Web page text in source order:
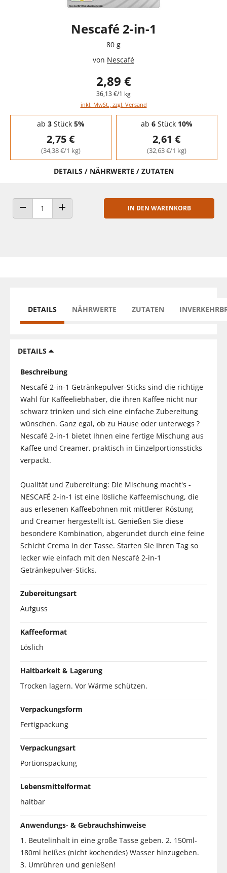
Nescafé 2-in-1
80 g
von Nescafé
2,89 €
36,13 €/1 kg
inkl. MwSt., zzgl. Versand
Staffelpreise - Mengenrabatt
ab 3Stück 5%
2,75 €
(34,38 €/1 kg)
ab 6Stück 10%
2,61 €
(32,63 €/1 kg)
DETAILS / NÄHRWERTE / ZUTATEN
ANZAHL VERRINGERNANZAHL ERHÖHEN
IN DEN WARENKORB
DETAILS NÄHRWERTE ZUTATEN
DETAILS
Beschreibung
Nescafé 2-in-1 Getränkepulver-Sticks sind die richtige
Wahl für Kaffeeliebhaber, die ihren Kaffee nicht nur
schwarz trinken und sich eine einfache Zubereitung
wünschen. Ganz egal, ob zu Hause oder unterwegs ?
Nescafé 2-in-1 bietet Ihnen eine fertige Mischung aus
Kaffee und Creamer, praktisch in Einzelportionssticks
verpackt.
Qualität und Zubereitung: Die Mischung macht's -
NESCAFÉ 2-in-1 ist eine lösliche Kaffeemischung, die
aus erlesenen Kaffeebohnen mit mittlerer Röstung
und Creamer hergestellt ist. Genießen Sie diese
besondere Kombination, abgerundet durch eine feine
Schicht Crema in der Tasse. Starten Sie Ihren Tag so
lecker wie einfach mit den Nescafé 2-in-1
Getränkepulver-Sticks.
Zubereitungsart
Aufguss
Kaffeeformat
Löslich
Haltbarkeit & Lagerung
Trocken lagern. Vor Wärme schützen.
Verpackungsform
Fertigpackung
Verpackungsart
Portionspackung
Lebensmittelformat
haltbar
Anwendungs- & Gebrauchshinweise
1. Beutelinhalt in eine große Tasse geben. 2. 150ml-
180ml heißes (nicht kochendes) Wasser hinzugeben.
3. Umrühren und genießen!